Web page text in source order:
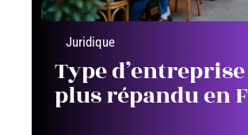
Juridique
Type
plus répandu en